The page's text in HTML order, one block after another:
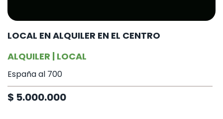
LOCAL EN ALQUILER EN EL CENTRO
ALQUILER | LOCAL
España al 700
$ 5.000.000